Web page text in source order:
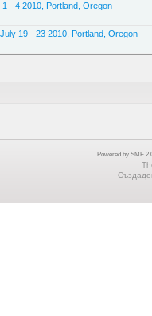
- 4 2010, Portland, Oregon
19 - 23 2010, Portland, Oregon
Powered by SMF